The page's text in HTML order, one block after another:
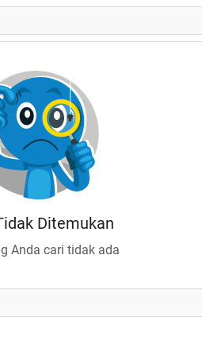
Ditemukan
Anda cari tidak ada